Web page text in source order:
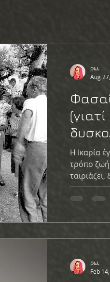
ρω.
Aug
Η Ικαρία
τρόπο
ρω.
Feb